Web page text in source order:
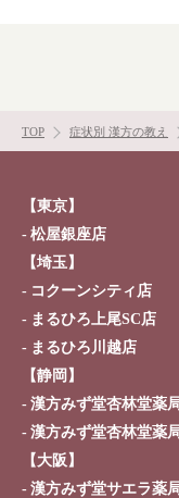
TOP 症状別 漢方の教え
【東京】
松屋銀座店
【埼玉】
コクーンシティ店
まるひろ上尾SC店
まるひろ川越店
【静岡】
漢方みず堂杏林堂薬
漢方みず堂杏林堂薬
【大阪】
漢方みず堂サエラ薬